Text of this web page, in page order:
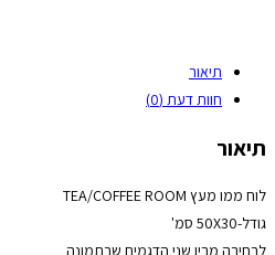
תיאור
חוות דעת (0)
תיאור
לוח ממו מעץ TEA/COFFEE ROOM
גודל-50X30 סמ'
לבחירה מבין שני הדגמים שבתמונה